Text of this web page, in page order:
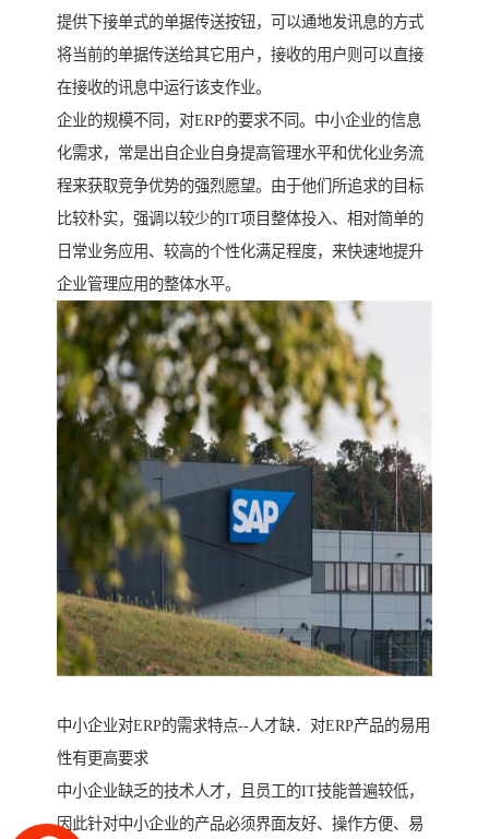
提供下接单式的单据传送按钮，可以通地发讯息的方式
将当前的单据传送给其它用户，接收的用户则可以直接
在接收的讯息中运行该支作业。
企业的规模不同，对ERP的要求不同。中小企业的信息
化需求，常是出自企业自身提高管理水平和优化业务流
程来获取竞争优势的强烈愿望。由于他们所追求的目标
比较朴实，强调以较少的IT项目整体投入、相对简单的
日常业务应用、较高的个性化满足程度，来快速地提升
企业管理应用的整体水平。
中小企业对ERP的需求特点--人才缺．对ERP产品的易用
性有更高要求
中小企业缺乏的技术人才，且员工的IT技能普遍较低，
因此针对中小企业的产品必须界面友好、操作方便、易